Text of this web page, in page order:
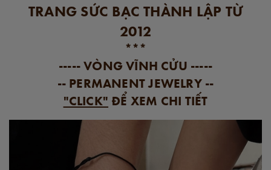
TRANG SỨC BẠC THÀNH LẬP TỪ
2012
***
----- VÒNG VĨNH CỬU -----
-- PERMANENT JEWELRY --
"CLICK" ĐỂ XEM CHI TIẾT